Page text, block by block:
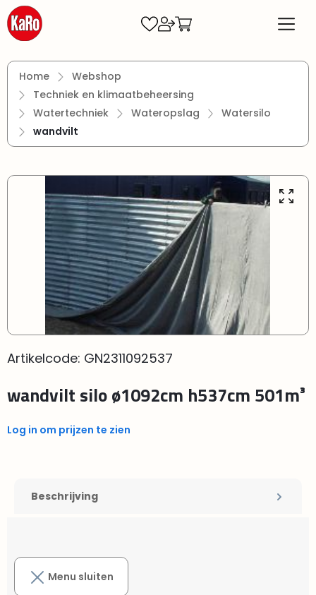
Ga naar de hoofdinhoud
Home
Webshop
Techniek en klimaatbeheersing
Watertechniek
Wateropslag
Watersilo
wandvilt
Afbeeldingengalerij overslaan
Artikelcode: GN2311092537
wandvilt silo ø1092cm h537cm 501m³
Log in om prijzen te zien
Beschrijving
Menu sluiten